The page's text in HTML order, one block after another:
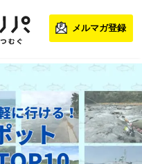
メルマガ登録